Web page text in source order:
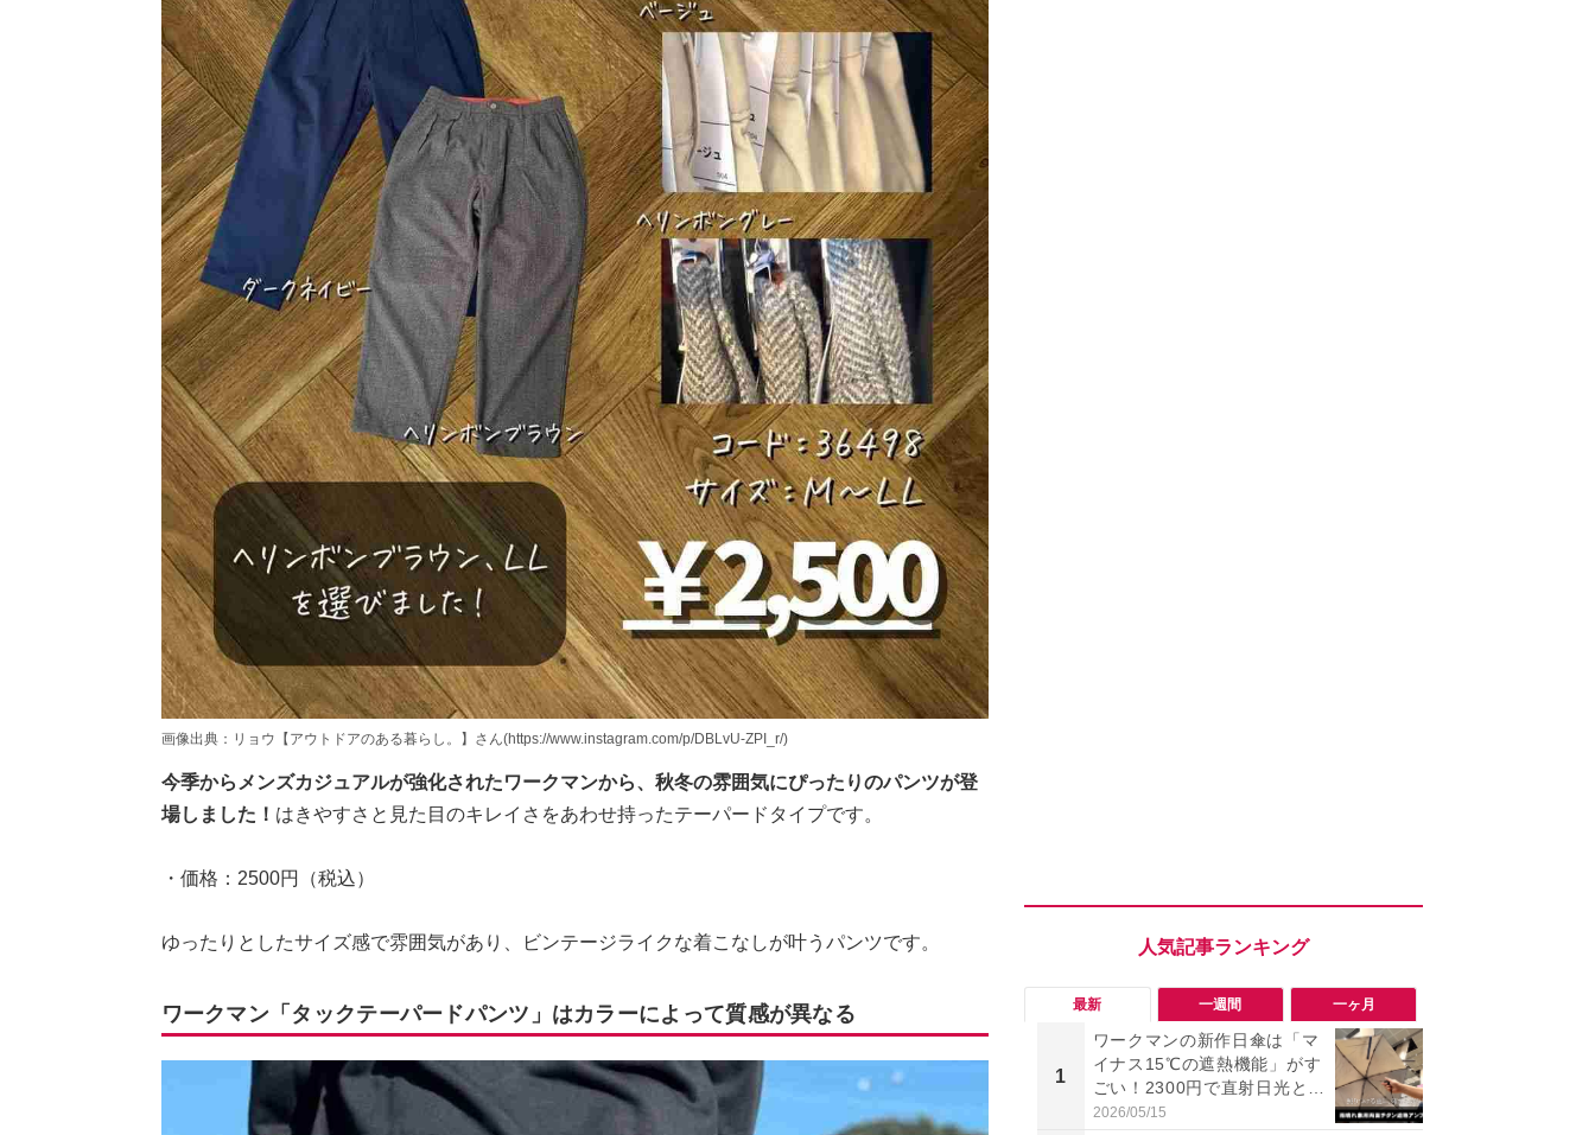
画像出典：リョウ【アウトドアのある暮らし。】さん(https://www.instagram.com/p/DBLvU-ZPI_r/)
今季からメンズカジュアルが強化されたワークマンから、秋冬の雰囲気にぴったりのパンツが登
場しました！ はきやすさと見た目のキレイさをあわせ持ったテーパードタイプです。
・価格：2500円（税込）
ゆったりとしたサイズ感で雰囲気があり、ビンテージライクな着こなしが叶うパンツです。
ワークマン「タックテーパードパンツ」はカラーによって質感が異なる 最新 一週間 一ヶ月
1
ワークマンの新作日傘は「マ
イナス15℃の遮熱機能」がす
ごい！2300円で直射日光と路
面熱をダブルでガード
2026/05/15